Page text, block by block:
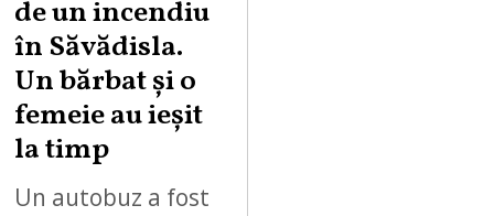
de un incendiu
în Săvădisla.
Un bărbat și o
femeie au ieșit
la timp
Un autobuz a fost